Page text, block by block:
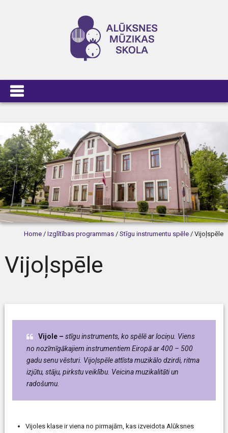
Home /Izglītības programmas /Stīgu instrumentu spēle /Vijoļspēle
Vijoļspēle
Vijole – stīgu instruments, ko spēlē ar lociņu. Viens
no nozīmīgākajiem instrumentiem Eiropā ar 400 – 500
gadu senu vēsturi. Vijoļspēle attīsta muzikālo dzirdi, ritma
izjūtu, stāju, pirkstu veiklību. Veicina muzikalitāti un
radošumu.
Vijoles klase ir viena no pirmajām, kas izveidota Alūksnes